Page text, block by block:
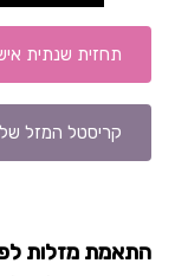
תחזית שנתית
קריסטל המזל
התאמת מזלות